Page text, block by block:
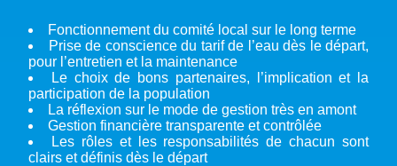
Fonctionnement du comité local sur le long terme
Prise de conscience du tarif de l’eau dès le départ,
pour l’entretien et la maintenance
Le choix de bons partenaires, l’implication et la
participation de la population
La réflexion sur le mode de gestion très en amont
Gestion financière transparente et contrôlée
Les rôles et les responsabilités de chacun sont
clairs et définis dès le départ